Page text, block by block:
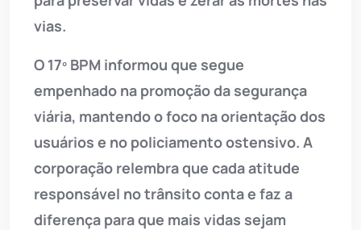
vias.
O 17º BPM informou que segue
empenhado na promoção da segurança
viária, mantendo o foco na orientação dos
usuários e no policiamento ostensivo. A
corporação relembra que cada atitude
responsável no trânsito conta e faz a
diferença para que mais vidas sejam